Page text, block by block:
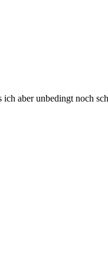
aber unbedingt noch